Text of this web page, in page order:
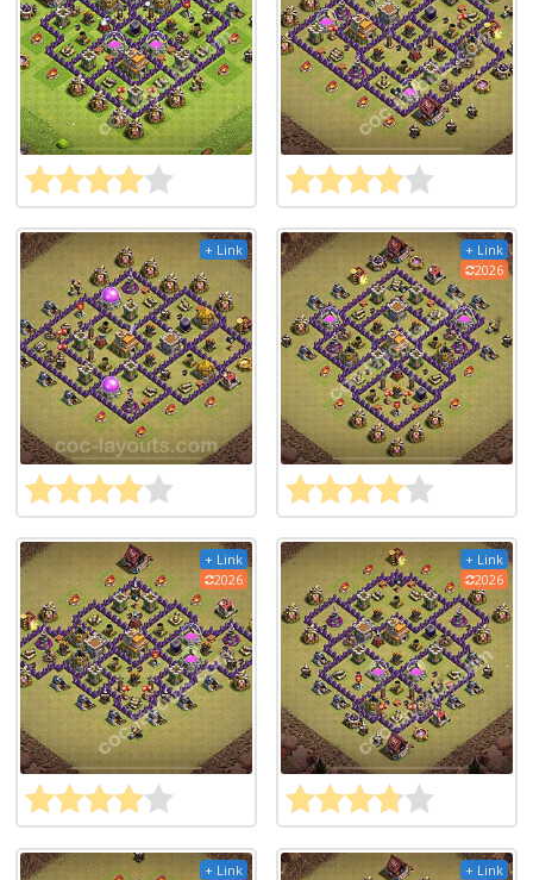
+ Link
+ Link
2026
+ Link
2026
+ Link
2026
+ Link + Link